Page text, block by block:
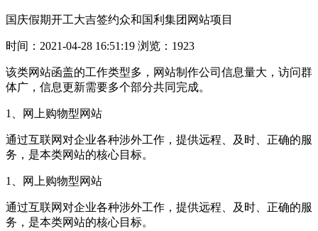
国庆假期开工大吉签约众和国利集团网站项目
时间：2021-04-28 16:51:19 浏览：1923
该类网站函盖的工作类型多，网站制作公司信息量大，访问群
体广，信息更新需要多个部分共同完成。
1、网上购物型网站
通过互联网对企业各种涉外工作，提供远程、及时、正确的服
务，是本类网站的核心目标。
1、网上购物型网站
通过互联网对企业各种涉外工作，提供远程、及时、正确的服
务，是本类网站的核心目标。